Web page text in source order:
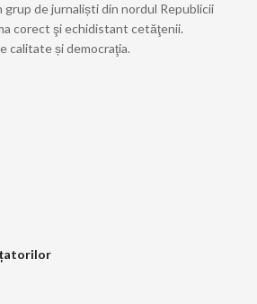
grup de jurnaliști din nordul Republicii
corect şi echidistant cetăţenii.
calitate și democraţia.